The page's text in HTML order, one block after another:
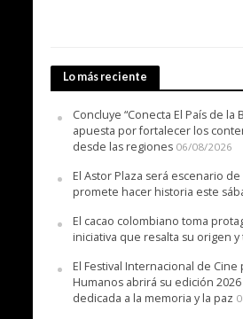
Lo más reciente
Concluye “Conecta El País de la
apuesta por fortalecer los
desde las regiones 06/08/2026
El Astor Plaza será escenario
promete hacer historia este
El cacao colombiano toma
iniciativa que resalta su origen
El Festival Internacional de
Humanos abrirá su edición
dedicada a la memoria y la paz